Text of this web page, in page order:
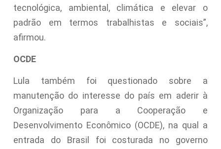
tecnológica, ambiental, climática e elevar o
padrão em termos trabalhistas e sociais”,
afirmou.
OCDE
Lula também foi questionado sobre a
manutenção do interesse do país em aderir à
Organização para a Cooperação e
Desenvolvimento Econômico (OCDE), na qual a
entrada do Brasil foi costurada no governo